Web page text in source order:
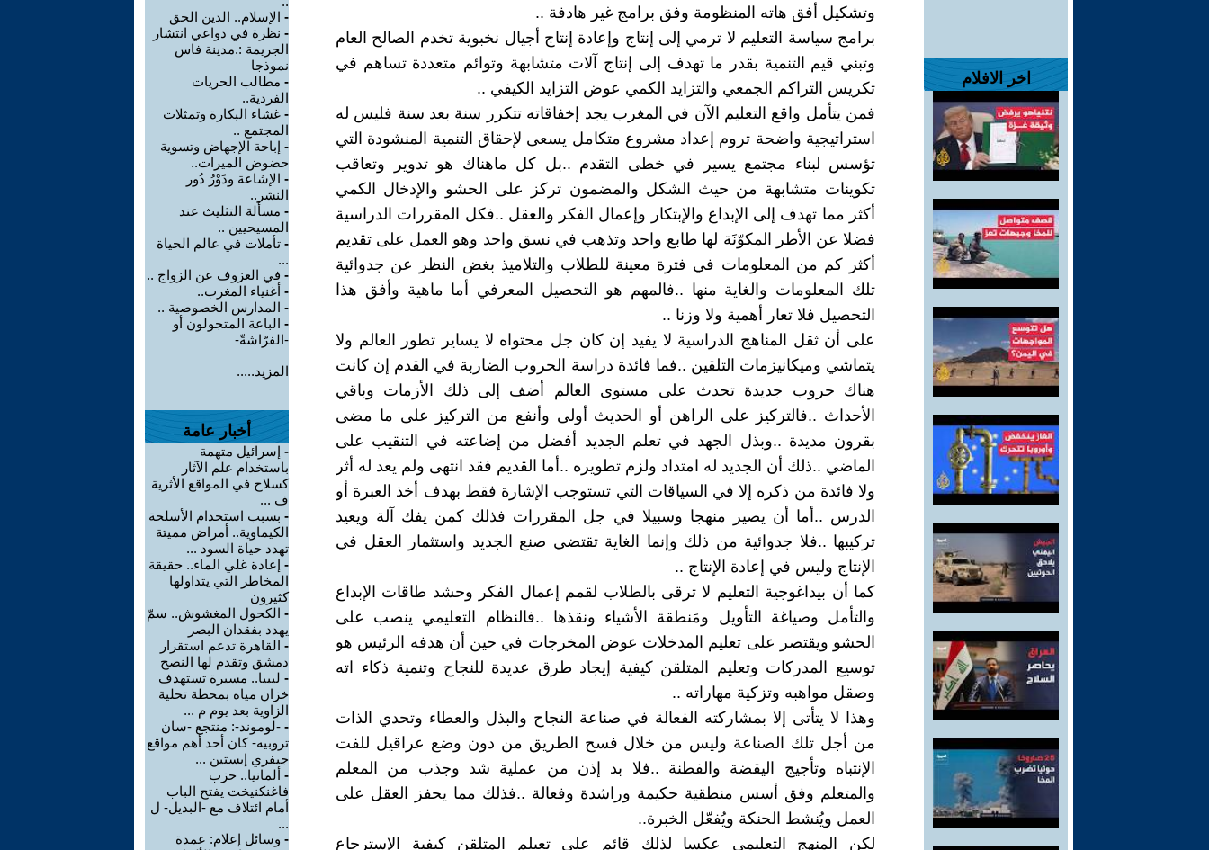
اخر الافلام
وتشكيل أفق هاته المنظومة وفق برامج غير هادفة ..
برامج سياسة التعليم لا ترمي إلى إنتاج وإعادة إنتاج أجيال نخبوية تخدم الصالح العام
وتبني قيم التنمية بقدر ما تهدف إلى إنتاج آلات متشابهة وتوائم متعددة تساهم في
تكريس التراكم الجمعي والتزايد الكمي عوض التزايد الكيفي ..
فمن يتأمل واقع التعليم الآن في المغرب يجد إخفاقاته تتكرر سنة بعد سنة فليس له
استراتيجية واضحة تروم إعداد مشروع متكامل يسعى لإحقاق التنمية المنشودة التي
تؤسس لبناء مجتمع يسير في خطى التقدم ..بل كل ماهناك هو تدوير وتعاقب
تكوينات متشابهة من حيث الشكل والمضمون تركز على الحشو والإدخال الكمي
أكثر مما تهدف إلى الإبداع والإبتكار وإعمال الفكر والعقل ..فكل المقررات الدراسية
فضلا عن الأطر المكوّنَة لها طابع واحد وتذهب في نسق واحد وهو العمل على تقديم
أكثر كم من المعلومات في فترة معينة للطلاب والتلاميذ بغض النظر عن جدوائية
تلك المعلومات والغاية منها ..فالمهم هو التحصيل المعرفي أما ماهية وأفق هذا
التحصيل فلا تعار أهمية ولا وزنا ..
على أن ثقل المناهج الدراسية لا يفيد إن كان جل محتواه لا يساير تطور العالم ولا
يتماشي وميكانيزمات التلقين ..فما فائدة دراسة الحروب الضاربة في القدم إن كانت
هناك حروب جديدة تحدث على مستوى العالم أضف إلى ذلك الأزمات وباقي
الأحداث ..فالتركيز على الراهن أو الحديث أولى وأنفع من التركيز على ما مضى
بقرون مديدة ..وبذل الجهد في تعلم الجديد أفضل من إضاعته في التنقيب على
الماضي ..ذلك أن الجديد له امتداد ولزم تطويره ..أما القديم فقد انتهى ولم يعد له أثر
ولا فائدة من ذكره إلا في السياقات التي تستوجب الإشارة فقط بهدف أخذ العبرة أو
الدرس ..أما أن يصير منهجا وسبيلا في جل المقررات فذلك كمن يفك آلة ويعيد
تركيبها ..فلا جدوائية من ذلك وإنما الغاية تقتضي صنع الجديد واستثمار العقل في
الإنتاج وليس في إعادة الإنتاج ..
كما أن بيداغوجية التعليم لا ترقى بالطلاب لقمم إعمال الفكر وحشد طاقات الإبداع
والتأمل وصياغة التأويل ومَنطقة الأشياء ونقذها ..فالنظام التعليمي ينصب على
الحشو ويقتصر على تعليم المدخلات عوض المخرجات في حين أن هدفه الرئيس هو
توسيع المدركات وتعليم المتلقن كيفية إيجاد طرق عديدة للنجاح وتنمية ذكاء اته
وصقل مواهبه وتزكية مهاراته ..
وهذا لا يتأتى إلا بمشاركته الفعالة في صناعة النجاح والبذل والعطاء وتحدي الذات
من أجل تلك الصناعة وليس من خلال فسح الطريق من دون وضع عراقيل للفت
الإنتباه وتأجيج اليقضة والفطنة ..فلا بد إذن من عملية شد وجذب من المعلم
والمتعلم وفق أسس منطقية حكيمة وراشدة وفعالة ..فذلك مما يحفز العقل على
العمل ويُنشط الحنكة ويُفعّل الخبرة..
لكن المنهج التعليمي عكسا لذلك قائم على تعيلم المتلقن كيفية الإسترجاع
- الإسلام.. الدين الحق
- نظرة في دواعي انتشار
الجريمة :.مدينة فاس
نموذجا
- مطالب الحريات
الفردية..
- غشاء البكارة وتمثلات
المجتمع ..
- إباحة الإجهاض وتسوية
حضوض الميرات..
- الإشاعة ودَوْرُ دُور
النشر..
- مسألة التثليث عند
المسيحيين ..
- تأملات في عالم الحياة
...
- في العزوف عن الزواج ..
- أغنياء المغرب..
- المدارس الخصوصية ..
- الباعة المتجولون أو
-الفرّاشةّ-
المزيد.....
أخبار عامة
- إسرائيل متهمة
باستخدام علم الآثار
كسلاح في المواقع الأثرية
ف ...
- بسبب استخدام الأسلحة
الكيماوية.. أمراض مميتة
تهدد حياة السود ...
- إعادة غلي الماء.. حقيقة
المخاطر التي يتداولها
كثيرون
- الكحول المغشوش.. سمّ
يهدد بفقدان البصر
- القاهرة تدعم استقرار
دمشق وتقدم لها النصح
- ليبيا.. مسيرة تستهدف
خزان مياه بمحطة تحلية
الزاوية بعد يوم م ...
- -لوموند-: منتجع -سان
تروبيه- كان أحد أهم مواقع
جيفري إبستين ...
- ألمانيا.. حزب
فاغنكنيخت يفتح الباب
أمام ائتلاف مع -البديل- ل
...
- وسائل إعلام: عمدة